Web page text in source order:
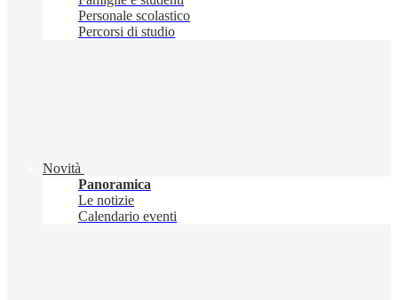
Personale scolastico
Percorsi di studio
Novità
Panoramica
Le notizie
Calendario eventi